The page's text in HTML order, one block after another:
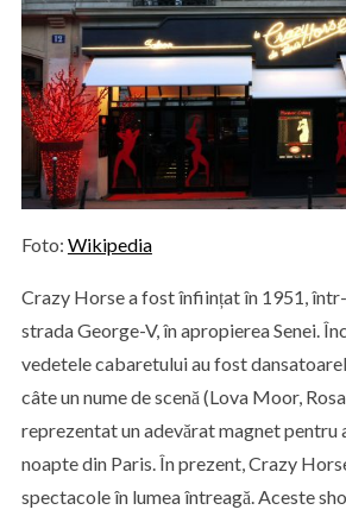
Foto: Wikipedia
Crazy Horse a fost înființat în 1951,
strada George-V, în apropierea Senei.
vedetele cabaretului au fost
câte un nume de scenă (Lova Moor,
reprezentat un adevărat magnet pentru
noapte din Paris. În prezent, Crazy
spectacole în lumea întreagă. Aceste